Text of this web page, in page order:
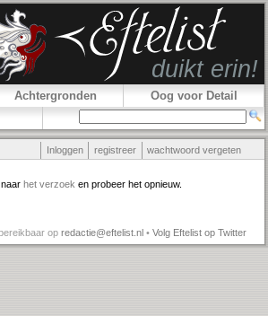
Achtergronden
Oog voor Detail
Inloggen registreer wachtwoord vergeten
het verzoek en probeer het opnieuw.
op redactie@eftelist.nl • Volg Eftelist op Twitter